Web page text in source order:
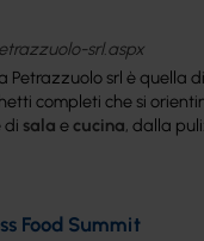
srl.aspx
srl è quella
completi che si
di sala ecucina, dalla
Food Summit